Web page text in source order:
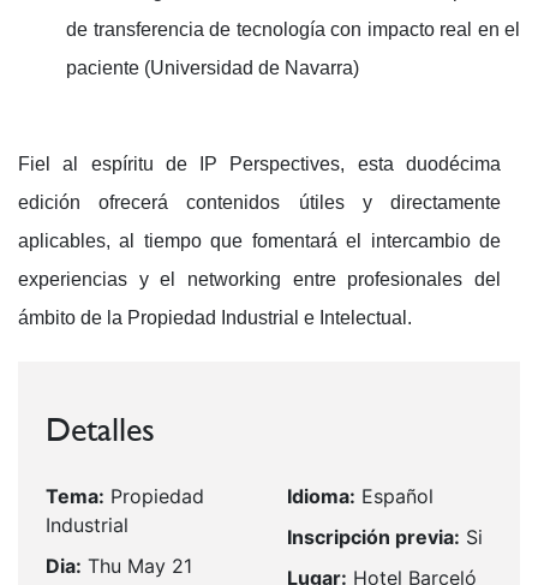
de transferencia de tecnología con impacto real en el
paciente (Universidad de Navarra)
Fiel al espíritu de IP Perspectives, esta duodécima
edición ofrecerá contenidos útiles y directamente
aplicables, al tiempo que fomentará el intercambio de
experiencias y el networking entre profesionales del
ámbito de la Propiedad Industrial e Intelectual.
Detalles
Tema: Propiedad
Industrial
Dia: Thu May 21
Idioma: Español
Inscripción previa: Si
Lugar: Hotel Barceló